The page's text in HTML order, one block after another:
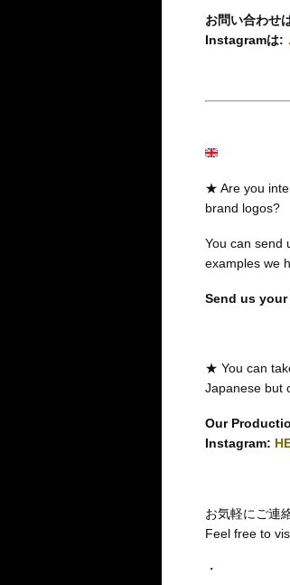
お問い合わせ
Instagramは:
★ Are you
brand logos?
You can send
examples we
Send us
★ You can
Japanese but
Our
Instagram:
お気軽にご連
Feel free to
・